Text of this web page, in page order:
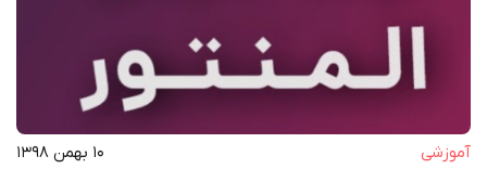
آموزشی ۱۰ بهمن ۱۳۹۸